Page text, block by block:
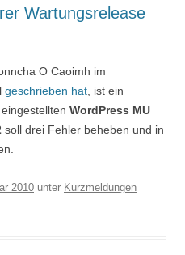
Wartungsrelease
O Caoimh im
geschrieben hat , ist ein
WordPress MU
soll drei Fehler beheben und in
2010 unter Kurzmeldungen